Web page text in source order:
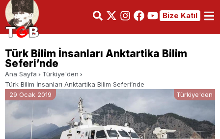
Bize Katıl
Türk Bilim İnsanları Anktartika Bilim
Seferi’nde
Ana Sayfa
Türkiye'den
Türk Bilim İnsanları Anktartika Bilim Seferi’nde
29 Ocak 2019
Türkiye'den